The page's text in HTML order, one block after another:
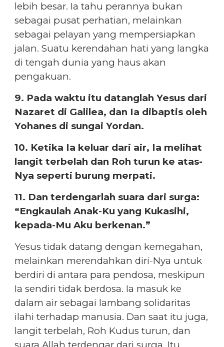
lebih besar. Ia tahu perannya bukan
sebagai pusat perhatian, melainkan
sebagai pelayan yang mempersiapkan
jalan. Suatu kerendahan hati yang langka
di tengah dunia yang haus akan
pengakuan.
9. Pada waktu itu datanglah Yesus dari
Nazaret di Galilea, dan Ia dibaptis oleh
Yohanes di sungai Yordan.
10. Ketika Ia keluar dari air, Ia melihat
langit terbelah dan Roh turun ke atas-
Nya seperti burung merpati.
11. Dan terdengarlah suara dari surga:
“Engkaulah Anak-Ku yang Kukasihi,
kepada-Mu Aku berkenan.”
Yesus tidak datang dengan kemegahan,
melainkan merendahkan diri-Nya untuk
berdiri di antara para pendosa, meskipun
Ia sendiri tidak berdosa. Ia masuk ke
dalam air sebagai lambang solidaritas
ilahi terhadap manusia. Dan saat itu juga,
langit terbelah, Roh Kudus turun, dan